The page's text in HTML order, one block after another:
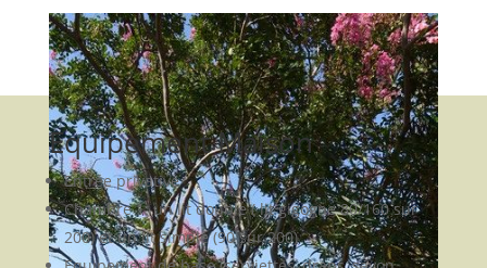
Equipement Maison
Entrée privative
Chambre 1: un lit double ( lit gigogne 80/160 sur
200) et un lit simple (90 sur 200)